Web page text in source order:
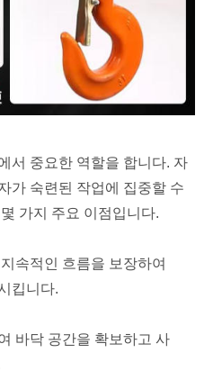
서 중요한 역할을 합니다. 자
가 숙련된 작업에 집중할 수
가지 주요 이점입니다.
속적인 흐름을 보장하여
킵니다.
바닥 공간을 확보하고 사